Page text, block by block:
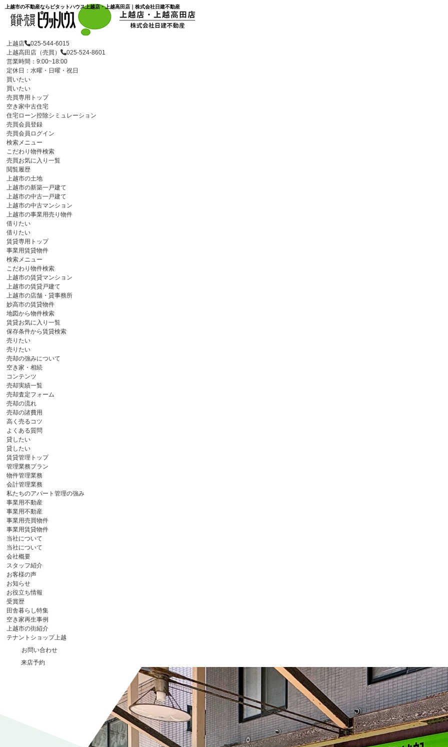
上越市の不動産ならピタットハウス上越店・上越高田店｜株式会社日建不動産
上越店
025-544-6015
上越高田店（売買）
025-524-8601
営業時間：9:00~18:00
定休日：水曜・日曜・祝日
買いたい
買いたい
売買専用トップ
空き家中古住宅
住宅ローン控除シミュレーション
売買会員登録
売買会員ログイン
検索メニュー
こだわり物件検索
売買お気に入り一覧
閲覧履歴
上越市の土地
上越市の新築一戸建て
上越市の中古一戸建て
上越市の中古マンション
上越市の事業用売り物件
借りたい
借りたい
賃貸専用トップ
事業用賃貸物件
検索メニュー
こだわり物件検索
上越市の賃貸マンション
上越市の賃貸戸建て
上越市の店舗・貸事務所
妙高市の賃貸物件
地図から物件検索
賃貸お気に入り一覧
保存条件から賃貸検索
売りたい
売りたい
売却の強みについて
空き家・相続
コンテンツ
売却実績一覧
売却査定フォーム
売却の流れ
売却の諸費用
高く売るコツ
よくある質問
貸したい
貸したい
賃貸管理トップ
管理業務プラン
物件管理業務
会計管理業務
私たちのアパート管理の強み
事業用不動産
事業用不動産
事業用売買物件
事業用賃貸物件
当社について
当社について
会社概要
スタッフ紹介
お客様の声
お知らせ
お役立ち情報
受賞歴
田舎暮らし特集
空き家再生事例
上越市の街紹介
テナントショップ上越
お問い合わせ
来店予約